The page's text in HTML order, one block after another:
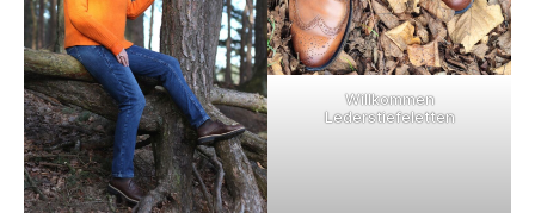
Willkommen
Lederstiefeletten